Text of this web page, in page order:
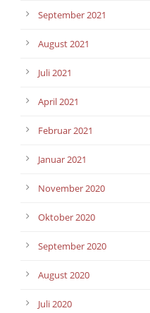
September 2021
August 2021
Juli 2021
April 2021
Februar 2021
Januar 2021
November 2020
Oktober 2020
September 2020
August 2020
Juli 2020